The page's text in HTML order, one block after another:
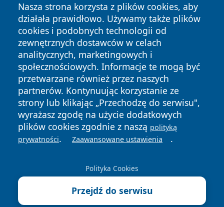
Nasza strona korzysta z plików cookies, aby
działała prawidłowo. Używamy także plików
cookies i podobnych technologii od
zewnętrznych dostawców w celach
analitycznych, marketingowych i
społecznościowych. Informacje te mogą być
przetwarzane również przez naszych
partnerów. Kontynuując korzystanie ze
strony lub klikając „Przechodzę do serwisu",
wyrażasz zgodę na użycie dodatkowych
plików cookies zgodnie z naszą polityką
prywatności. Zaawansowane ustawienia .
Polityka Cookies
Przejdź do serwisu
Copyright © 2026 nowinypilskie.pl Wszystkie prawa
zastrzeżone.
News Autorzy
Polityka
Prywatności
Polityka
Cookies